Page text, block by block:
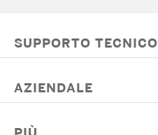
SUPPORTO TECNICO
AZIENDALE